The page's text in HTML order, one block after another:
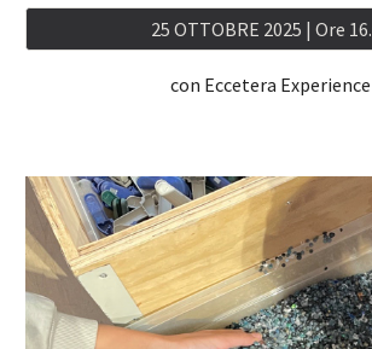
25 OTTOBRE 2025 | Ore
con Eccetera Experience